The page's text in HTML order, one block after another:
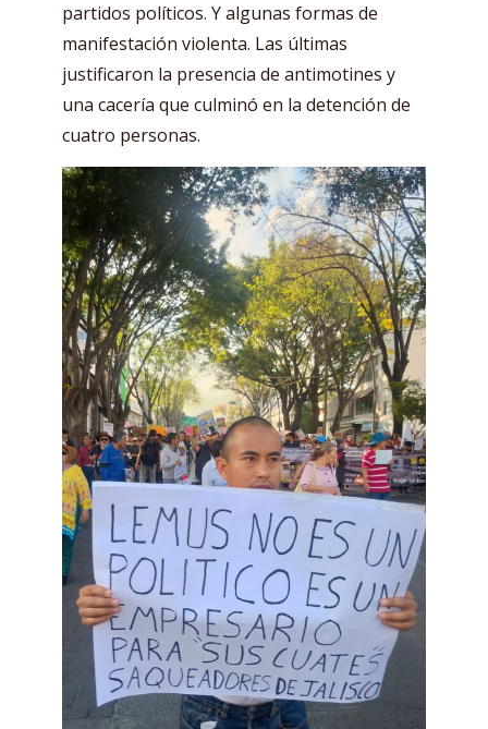
partidos políticos. Y algunas formas de
manifestación violenta. Las últimas
justificaron la presencia de antimotines y
una cacería que culminó en la detención de
cuatro personas.